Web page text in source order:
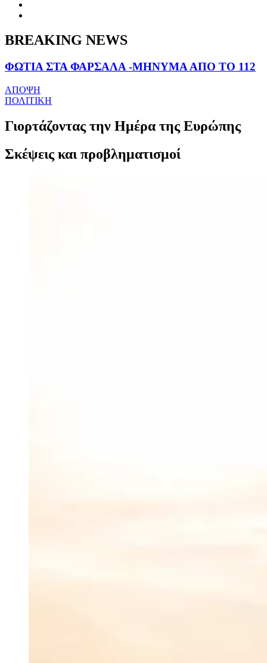
BREAKING NEWS
ΦΩΤΙΑ ΣΤΑ ΦΑΡΣΑΛΑ -ΜΗΝΥΜΑ ΑΠΟ ΤΟ 112
ΑΠΟΨΗ
ΠΟΛΙΤΙΚΗ
Γιορτάζοντας την Ημέρα της Ευρώπης
Σκέψεις και προβληματισμοί